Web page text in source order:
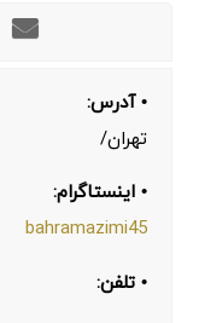
• آدرس:
تهران/
• اینستاگرام:
bahramazimi45
• تلفن: